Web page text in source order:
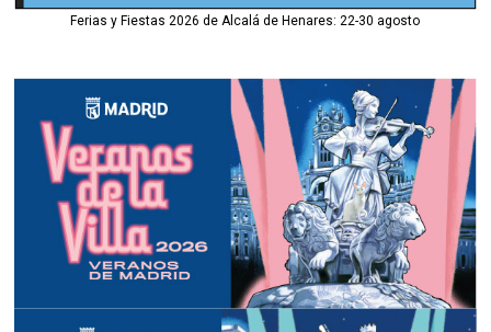
Ferias y Fiestas 2026 de Alcalá de Henares: 22-30 agosto